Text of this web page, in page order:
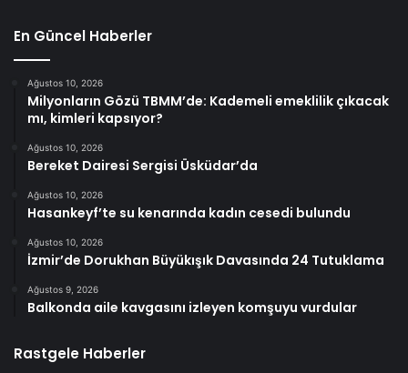
En Güncel Haberler
Ağustos 10, 2026
Milyonların Gözü TBMM’de: Kademeli emeklilik çıkacak
mı, kimleri kapsıyor?
Ağustos 10, 2026
Bereket Dairesi Sergisi Üsküdar’da
Ağustos 10, 2026
Hasankeyf’te su kenarında kadın cesedi bulundu
Ağustos 10, 2026
İzmir’de Dorukhan Büyükışık Davasında 24 Tutuklama
Ağustos 9, 2026
Balkonda aile kavgasını izleyen komşuyu vurdular
Rastgele Haberler